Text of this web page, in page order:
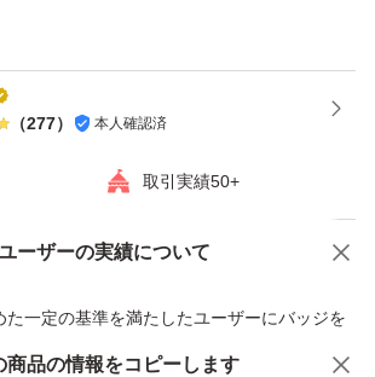
（277） 本人確認済
取引実績50+
ーザーの実績について
た一定の基準を満たしたユーザーにバッジを
談 商品への質問
商品の情報をコピーします
る人にオススメ